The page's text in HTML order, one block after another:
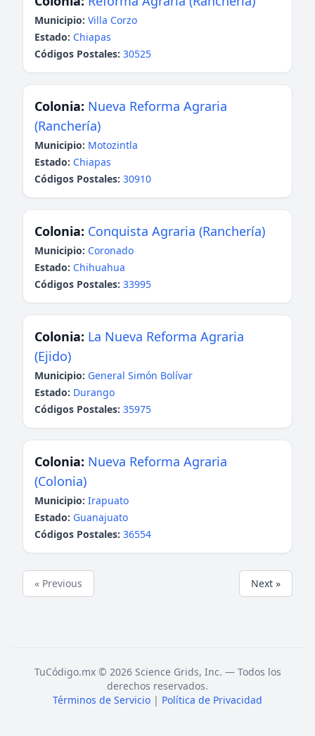
Municipio: Villa Corzo
Estado: Chiapas
Códigos Postales: 30525
Colonia: Nueva Reforma Agraria
(Ranchería)
Municipio: Motozintla
Estado: Chiapas
Códigos Postales: 30910
Colonia: Conquista Agraria (Ranchería)
Municipio: Coronado
Estado: Chihuahua
Códigos Postales: 33995
Colonia: La Nueva Reforma Agraria
(Ejido)
Municipio: General Simón Bolívar
Estado: Durango
Códigos Postales: 35975
Colonia: Nueva Reforma Agraria
(Colonia)
Municipio: Irapuato
Estado: Guanajuato
Códigos Postales: 36554
« Previous Next »
TuCódigo.mx © 2026 Science Grids, Inc. — Todos los
derechos reservados.
Términos de Servicio | Política de Privacidad